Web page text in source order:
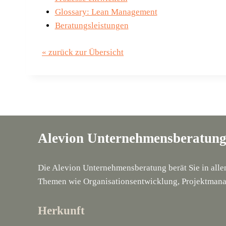
Glossary: Lean Management
Beratungsleistungen
« zurück zur Übersicht
Alevion Unternehmensberatung
Die Alevion Unternehmensberatung berät Sie in
Themen wie Organisationsentwicklung,
Herkunft